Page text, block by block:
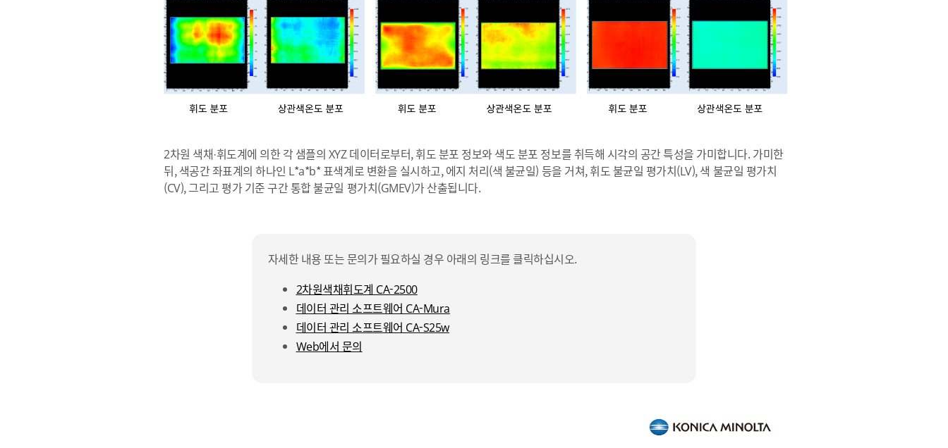
2차원 색채·휘도계에 의한 각 샘플의 XYZ 데이터로부터, 휘도 분포 정보와 색도 분포 정보를 취득해 시각의 공간 특성을 가미합니다. 가미한
뒤, 색공간 좌표계의 하나인 L*a*b* 표색계로 변환을 실시하고, 에지 처리(색 불균일) 등을 거쳐, 휘도 불균일 평가치(LV), 색 불균일 평가치
(CV), 그리고 평가 기준 구간 통합 불균일 평가치(GMEV)가 산출됩니다.
자세한 내용 또는 문의가 필요하실 경우 아래의 링크를 클릭하십시오.
2차원색채휘도계 CA-2500
데이터 관리 소프트웨어 CA-Mura
데이터 관리 소프트웨어 CA-S25w
Web에서 문의